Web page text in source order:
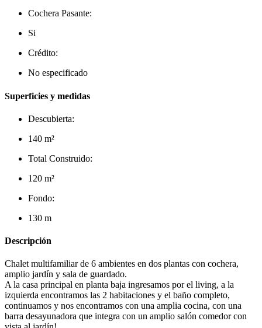
Cochera Pasante:
Si
Crédito:
No especificado
Superficies y medidas
Descubierta:
140 m²
Total Construido:
120 m²
Fondo:
130 m
Descripción
Chalet multifamiliar de 6 ambientes en dos plantas con cochera,
amplio jardín y sala de guardado.
A la casa principal en planta baja ingresamos por el living, a la
izquierda encontramos las 2 habitaciones y el baño completo,
continuamos y nos encontramos con una amplia cocina, con una
barra desayunadora que integra con un amplio salón comedor con